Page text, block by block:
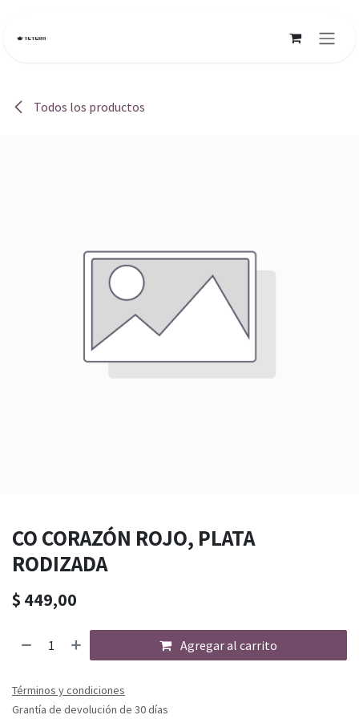
Todos los productos
CO CORAZÓN ROJO, PLATA
RODIZADA
$ 449,00
Agregar al carrito
Términos y condiciones
Grantía de devolución de 30 días